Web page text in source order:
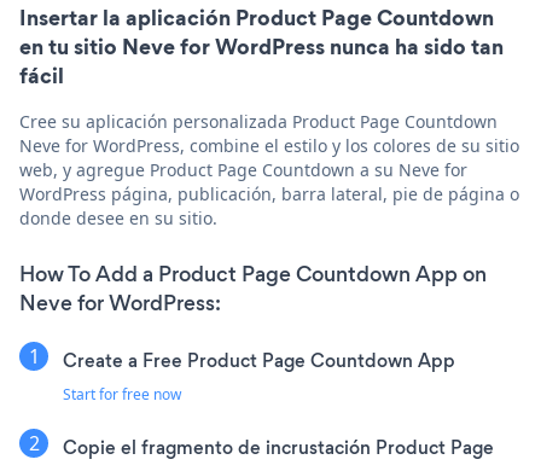
Insertar la aplicación Product Page Countdown
en tu sitio Neve for WordPress nunca ha sido tan
fácil
Cree su aplicación personalizada Product Page Countdown
Neve for WordPress, combine el estilo y los colores de su sitio
web, y agregue Product Page Countdown a su Neve for
WordPress página, publicación, barra lateral, pie de página o
donde desee en su sitio.
How To Add a Product Page Countdown App on
Neve for WordPress:
Create a Free Product Page Countdown App
Start for free now
Copie el fragmento de incrustación Product Page